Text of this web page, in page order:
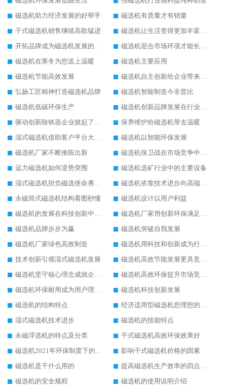
磁选机助力经济发展的好帮手
磁选机有质量才有销量
干式磁选机销售继续高歌猛进
磁选机让生活变得更加丰富多彩
开拓品牌成为磁选机发展的有效武器
磁选机迎合市场环境才能长远发展
磁选机在寒冬为您送上温暖
磁选机主要应用
磁选机节能高效发展
磁选机自主创新给企业带来了阳光
弘扬工匠精神打造磁选机品牌
磁选机智能制造今非昔比
磁选机低碳环保生产
磁选机创新品牌发展在行业的顶端
驱动创新除铁器企业掀起了发展风暴
保养维护给磁选机带去温暖
湿式磁选机借助客户平台大放异彩
磁选机以智能环保发展
磁选机厂家不断推陈出新
磁选机保卫战在市场竞争中打响
远力磁选机如何逆势突围
磁选机选矿行业中的主要设备
湿式磁选机担负磁选使命勇往直前
磁选机依靠技术进步向高端转型
永磁筒式磁选机结构看图秒懂
磁选机设计以用户利益
磁选机的发展在科技创新中成为焦点
磁选机厂家用创新环保满足市发展
磁选机品牌步步为赢
磁选机突破自我发展
磁选机厂家绿色高效制造
磁选机用科技和创新成为行业中的顶梁柱
技术创新引领湿式磁选机发展
磁选机高效节能发展更具竞争力
磁选机坚守核心理念成就企业辉煌
磁选机高效环保提升市场竞争力
磁选机环保耐用成为用户理想选择
磁选机科技创新发展
磁选机的结构特点
经济适用型磁选机您理想的选择
湿式磁选机技术进步
磁选机的技能特点
永磁浮选机的特点及分类
干式磁选机高效环保效果好
磁选机2021年环保制度下的发展出路
影响干式磁选机价格的因素
磁选机是干什么用的
提高磁选机生产效率的四点方法
磁选机的安全规程
磁选机的使用说明介绍